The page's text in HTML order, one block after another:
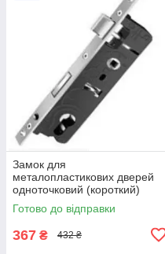
Замок для
металопластикових дверей
одноточковий (короткий)
Pavo 35/92 з фалевою
клямкою (язичком)
Готово до відправки
367 ₴ 432 ₴